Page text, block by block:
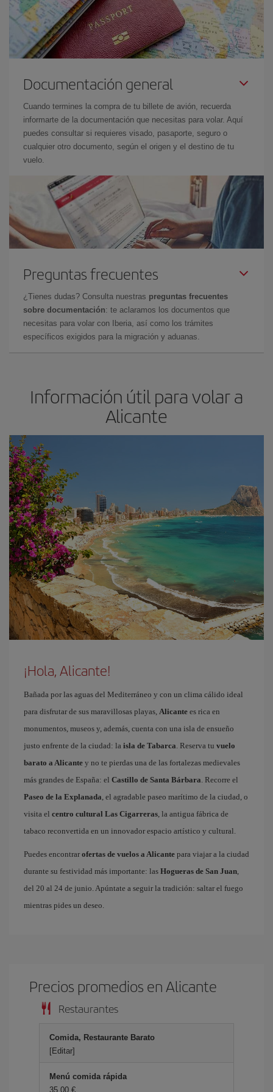
Documentación general
Cuando termines la compra de tu billete de avión, recuerda
informarte de la documentación que necesitas para volar. Aquí
puedes consultar si requieres visado, pasaporte, seguro o
cualquier otro documento, según el origen y el destino de tu
vuelo.
Preguntas frecuentes
¿Tienes dudas? Consulta nuestras preguntas frecuentes
sobre documentación: te aclaramos los documentos que
necesitas para volar con Iberia, así como los trámites
específicos exigidos para la migración y aduanas.
Información útil para volar a
Alicante
¡Hola, Alicante!
Bañada por las aguas del Mediterráneo y con un clima cálido ideal
para disfrutar de sus maravillosas playas, Alicante es rica en
monumentos, museos y, además, cuenta con una isla de ensueño
justo enfrente de la ciudad: la isla de Tabarca. Reserva tu vuelo
barato a Alicante y no te pierdas una de las fortalezas medievales
más grandes de España: el Castillo de Santa Bárbara. Recorre el
Paseo de la Explanada, el agradable paseo marítimo de la ciudad, o
visita el centro cultural Las Cigarreras, la antigua fábrica de
tabaco reconvertida en un innovador espacio artístico y cultural.
Puedes encontrar ofertas de vuelos a Alicante para viajar a la ciudad
durante su festividad más importante: las Hogueras de San Juan,
del 20 al 24 de junio. Apúntate a seguir la tradición: saltar el fuego
mientras pides un deseo.
Precios promedios en Alicante
Restaurantes
Comida, Restaurante Barato
[Editar]
Menú comida rápida
35,00 €